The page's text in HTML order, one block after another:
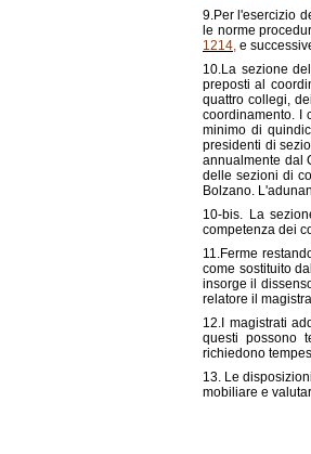
9.Per l'esercizio
le norme
1214, e
10.La sezione
preposti al
quattro collegi,
coordinamento. I
minimo di
presidenti di
annualmente dal
delle sezioni di
Bolzano.
10-bis. La
competenza dei
11.Ferme
come sostituito
insorge il
relatore il
12.I magistrati
questi possono
richiedono
13. Le
mobiliare e